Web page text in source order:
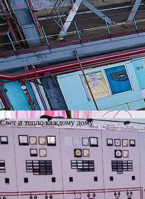
Свет и тепло каждому дому
RSS
30 июня 2026
Директор по стратегии Рязанского
Подробнее
0